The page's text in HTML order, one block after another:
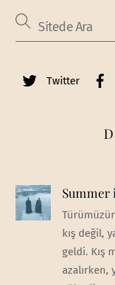
Twitter
Summer
kış değil,
geldi. Kış
azalırken,